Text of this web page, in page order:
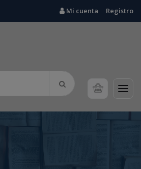
Mi cuenta Registro